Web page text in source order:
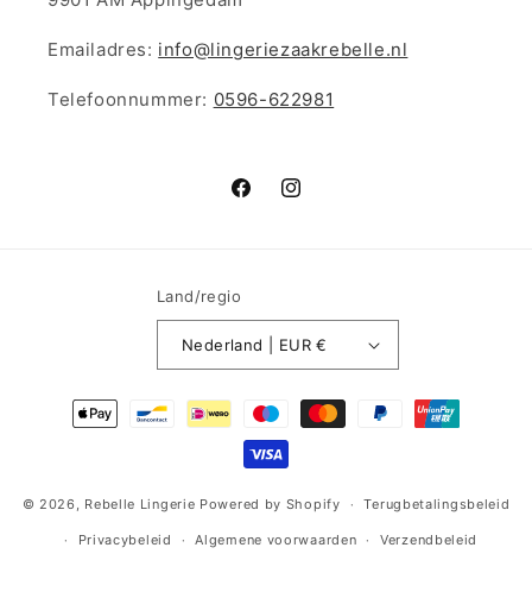
Emailadres: info@lingeriezaakrebelle.nl
Telefoonnummer: 0596-622981
FacebookInstagram
Land/regio
Nederland | EUR €
Betaalmethoden
© 2026, Rebelle Lingerie Powered by Shopify Terugbetalingsbeleid
Privacybeleid Algemene voorwaarden Verzendbeleid